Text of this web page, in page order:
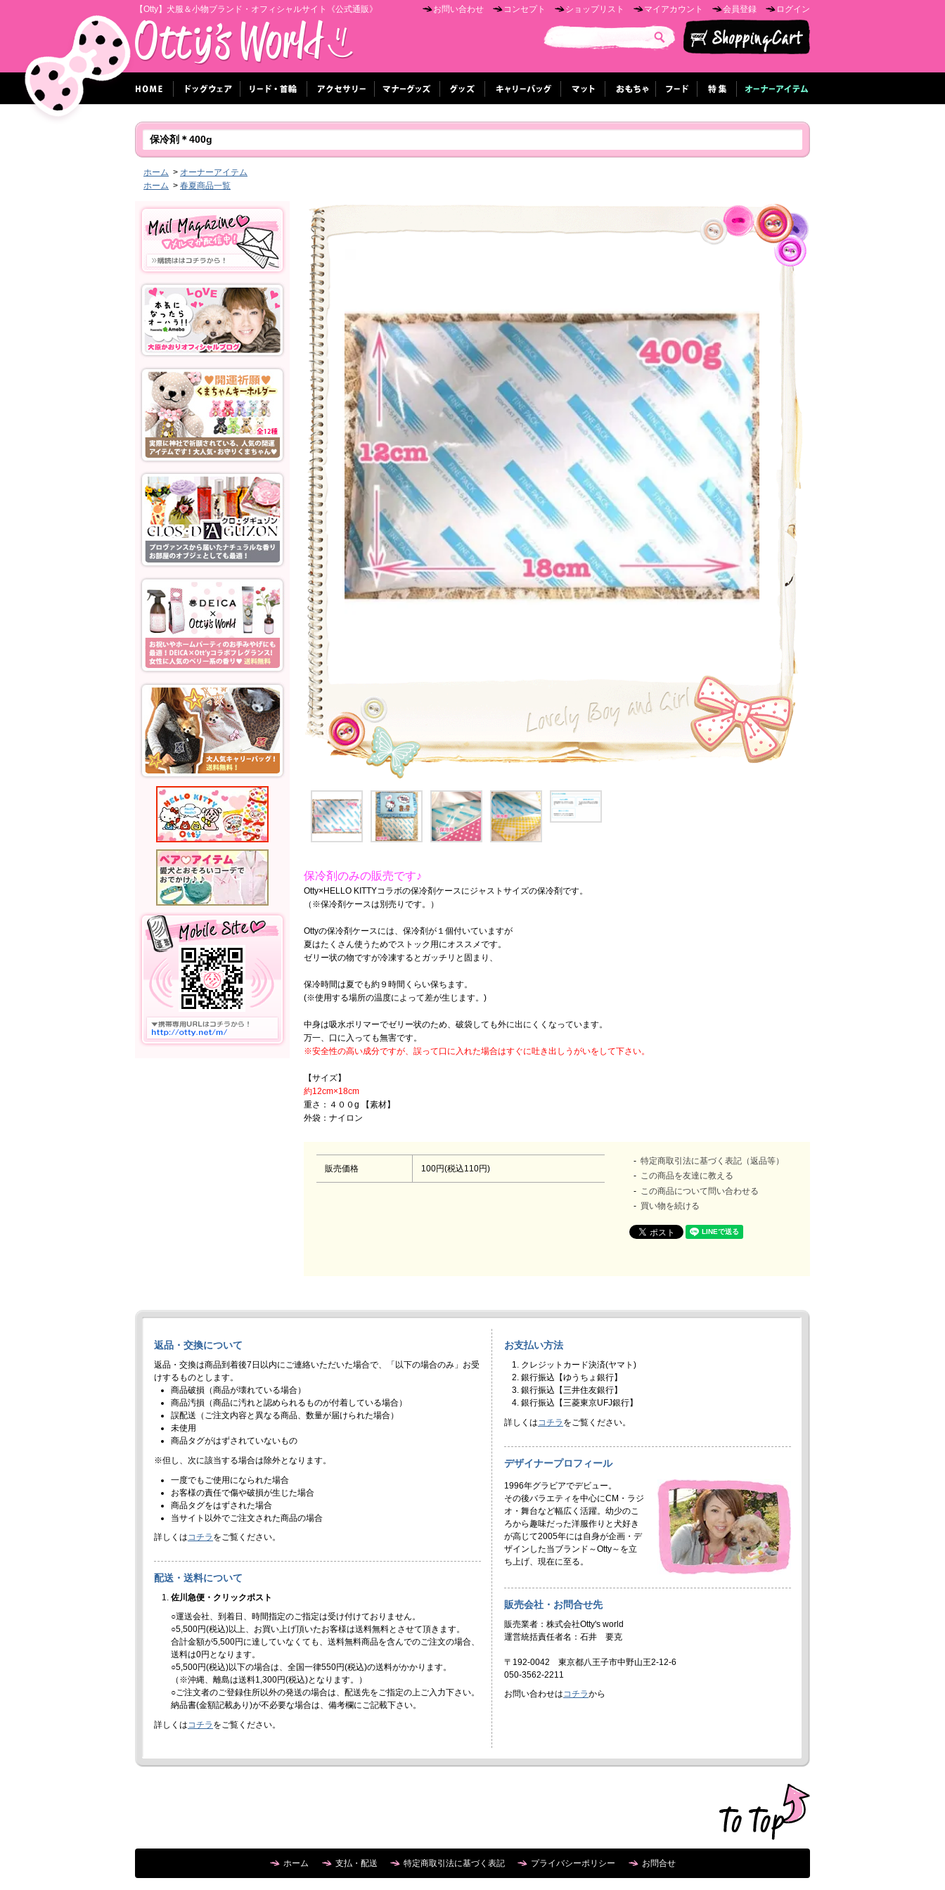
【Otty】犬服＆小物ブランド・オフィシャルサイト《公式通販》 ログイン
会員登録
マイアカウント
ショップリスト
コンセプト
お問い合わせ
保冷剤＊400g
ホーム > オーナーアイテム
ホーム > 春夏商品一覧
保冷剤のみの販売です♪
Otty×HELLO KITTYコラボの保冷剤ケースにジャストサイズの保冷剤です。
（※保冷剤ケースは別売りです。）
Ottyの保冷剤ケースには、保冷剤が１個付いていますが
夏はたくさん使うためでストック用にオススメです。
ゼリー状の物ですが冷凍するとガッチリと固まり、
保冷時間は夏でも約９時間くらい保ちます。
(※使用する場所の温度によって差が生じます。)
中身は吸水ポリマーでゼリー状のため、破袋しても外に出にくくなっています。
万一、口に入っても無害です。
※安全性の高い成分ですが、誤って口に入れた場合はすぐに吐き出しうがいをして下さい。
【サイズ】
約12cm×18cm
重さ：４００g 【素材】
外袋：ナイロン
販売価格 100円(税込110円)
特定商取引法に基づく表記（返品等）
この商品を友達に教える
この商品について問い合わせる
買い物を続ける
返品・交換について
返品・交換は商品到着後7日以内にご連絡いただいた場合で、「以下の場合のみ」お受
けするものとします。
商品破損（商品が壊れている場合）
商品汚損（商品に汚れと認められるものが付着している場合）
誤配送（ご注文内容と異なる商品、数量が届けられた場合）
未使用
商品タグがはずされていないもの
※但し、次に該当する場合は除外となります。
一度でもご使用になられた場合
お客様の責任で傷や破損が生じた場合
商品タグをはずされた場合
当サイト以外でご注文された商品の場合
詳しくはコチラ をご覧ください。
配送・送料について
佐川急便・クリックポスト
○運送会社、到着日、時間指定のご指定は受け付けておりません。
○5,500円(税込)以上、お買い上げ頂いたお客様は送料無料とさせて頂きます。
合計金額が5,500円に達していなくても、送料無料商品を含んでのご注文の場合、
送料は0円となります。
○5,500円(税込)以下の場合は、全国一律550円(税込)の送料がかかります。
（※沖縄、離島は送料1,300円(税込)となります。）
○ご注文者のご登録住所以外の発送の場合は、配送先をご指定の上ご入力下さい。
納品書(金額記載あり)が不必要な場合は、備考欄にご記載下さい。
詳しくはコチラ をご覧ください。
お支払い方法
クレジットカード決済(ヤマト)
銀行振込【ゆうちょ銀行】
銀行振込【三井住友銀行】
銀行振込【三菱東京UFJ銀行】
詳しくはコチラ をご覧ください。
デザイナープロフィール
1996年グラビアでデビュー。
その後バラエティを中心にCM・ラジ
オ・舞台など幅広く活躍。幼少のこ
ろから趣味だった洋服作りと犬好き
が高じて2005年には自身が企画・デ
ザインした当ブランド～Otty～を立
ち上げ、現在に至る。
販売会社・お問合せ先
販売業者：株式会社Otty's world
運営統括責任者名：石井 要克
〒192-0042 東京都八王子市中野山王2-12-6
050-3562-2211
お問い合わせはコチラから
ホーム 支払・配送 特定商取引法に基づく表記 プライバシーポリシー お問合せ